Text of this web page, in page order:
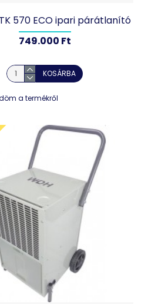
570 ECO ipari párátlanító
749.000 Ft
KOSÁRBA
a termékről